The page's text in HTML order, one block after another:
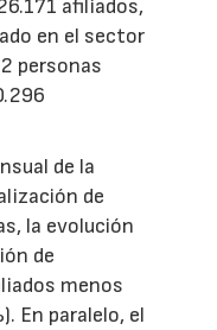
afiliados,
en el sector
personas
de la
de
la evolución
de
menos
En paralelo, el